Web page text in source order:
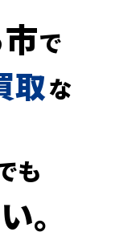
で
取な
も
。